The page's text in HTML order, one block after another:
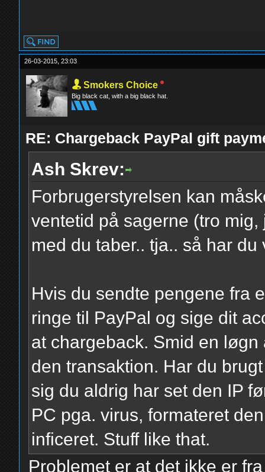
26-03-2015, 23:03
Smokers Choice
Big black cat, with a big black hat.
RE: Chargeback PayPal gift
Ash Skrev:
Forbrugerstyrelsen kan
ventetid på sagerne (tro
med du taber.. tja.. så har
Hvis du sendte pengene fra
ringe til PayPal og sige dit
at chargeback. Smid en
den transaktion. Har du
sig du aldrig har set den IP
PC pga. virus, formateret
inficeret. Stuff like that.
Problemet er at det ikke er